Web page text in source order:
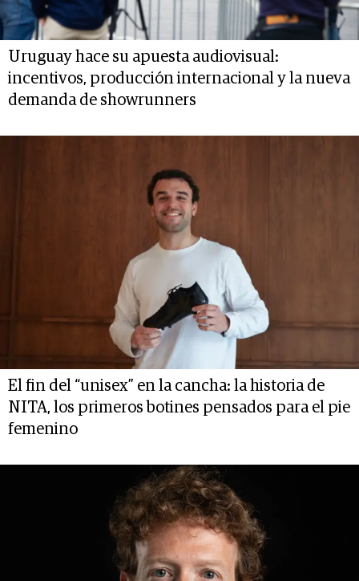
Uruguay hace su apuesta audiovisual:
incentivos, producción internacional y la nueva
demanda de showrunners
El fin del “unisex” en la cancha: la historia de
NITA, los primeros botines pensados para el pie
femenino